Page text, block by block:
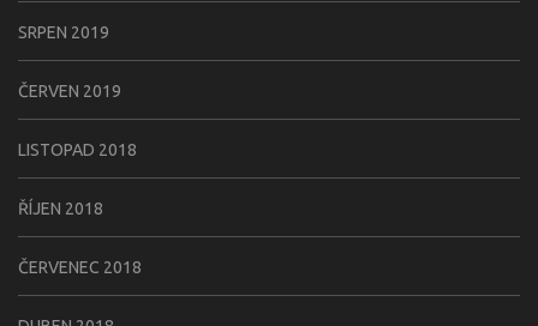
SRPEN 2019
ČERVEN 2019
LISTOPAD 2018
ŘÍJEN 2018
ČERVENEC 2018